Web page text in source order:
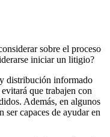
sobre el proceso
iniciar un litigio?
distribución informado
que trabajen con
Además, en algunos
ser capaces de ayudar en